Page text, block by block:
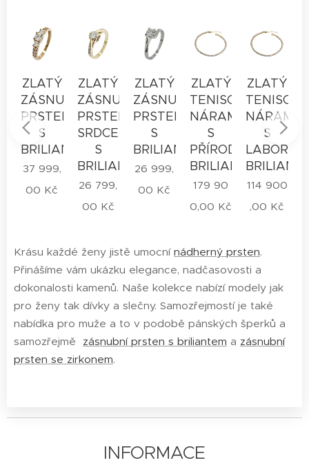
ZLATÝ
ZÁSNUBNÍ
PRSTEN
S
BRILIANTY
37 999,
00 Kč
ZLATÝ
ZÁSNUBNÍ
PRSTEN
SRDCE
S
BRILIANTEM
26 799,
00 Kč
ZLATÝ
ZÁSNUBNÍ
PRSTEN
S
BRILIANTEM
26 999,
00 Kč
ZLATÝ
TENISOVÝ
NÁRAMEK
S
PŘÍRODNÍMI
BRILIANTY
179 90
0,00 Kč
ZLATÝ
S
114 900
,00 Kč
Krásu každé ženy jistě umocní nádherný prsten.
Přinášíme vám ukázku elegance, nadčasovosti a
dokonalosti kamenů. Naše kolekce nabízí modely jak
pro ženy tak dívky a slečny. Samozřejmostí je také
nabídka pro muže a to v podobě pánských šperků a
samozřejmě zásnubní prsten s briliantem a zásnubní
prsten se zirkonem.
INFORMACE